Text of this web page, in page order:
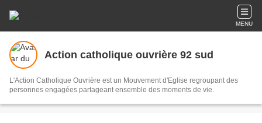
MENU
Action catholique ouvrière 92 sud
L'Action Catholique Ouvrière est un Mouvement d'Eglise regroupant des
personnes engagées partageant ensemble des moments de vie.